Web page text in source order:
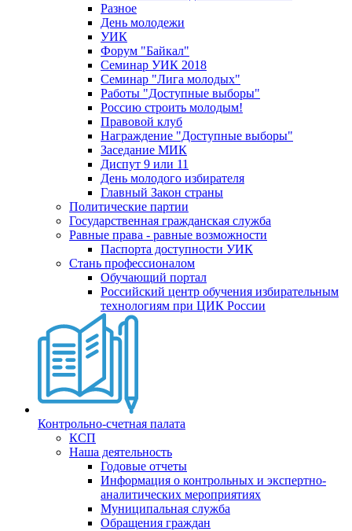
Разное
День молодежи
УИК
Форум "Байкал"
Семинар УИК 2018
Семинар "Лига молодых"
Работы "Доступные выборы"
Россию строить молодым!
Правовой клуб
Награждение "Доступные выборы"
Заседание МИК
Диспут 9 или 11
День молодого избирателя
Главный Закон страны
Политические партии
Государственная гражданская служба
Равные права - равные возможности
Паспорта доступности УИК
Стань профессионалом
Обучающий портал
Российский центр обучения избирательным
технологиям при ЦИК России
Контрольно-счетная палата
КСП
Наша деятельность
Годовые отчеты
Информация о контрольных и экспертно-
аналитических мероприятиях
Муниципальная служба
Обращения граждан